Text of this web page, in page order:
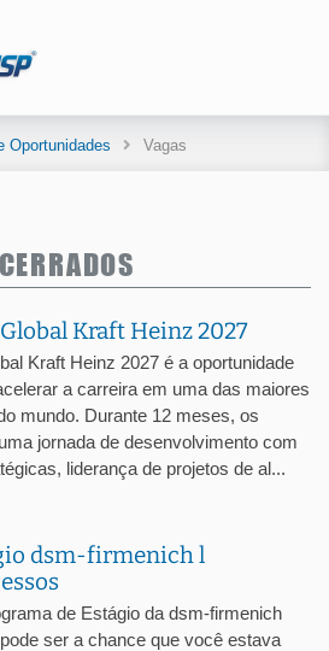
Oportunidades Vagas
Kraft Heinz 2027
Kraft Heinz 2027 é a oportunidade
a carreira em uma das maiores
mundo. Durante 12 meses, os
jornada de desenvolvimento com
liderança de projetos de al...
dsm-firmenich l
de Estágio da dsm-firmenich
ser a chance que você estava